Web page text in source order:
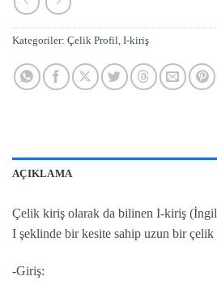
Kategoriler: Çelik Profil, I-kiriş
AÇIKLAMA
Çelik kiriş olarak da bilinen I-kiriş
I şeklinde bir kesite sahip uzun bir çelik
-Giriş: